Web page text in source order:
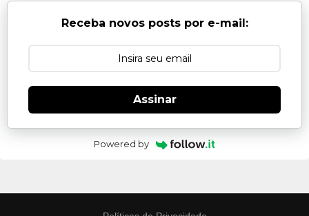
Receba novos posts por e-mail:
Assinar
Powered by